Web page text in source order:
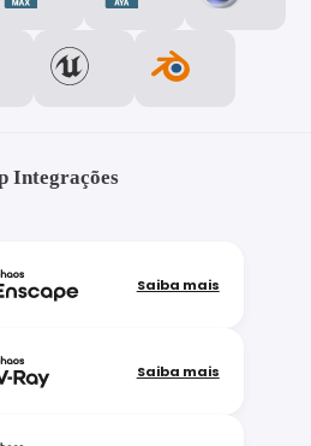
Integrações
Saiba mais
Saiba mais